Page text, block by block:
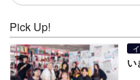
Pick Up!